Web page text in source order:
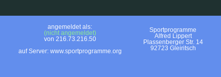
angemeldet als:
(nicht angemeldet)
von 216.73.216.50
auf Server: www.sportprogramme.org
Sportprogramme
Alfred Lippert
Plassenberger Str. 14
92723 Gleiritsch